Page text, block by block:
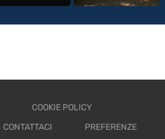
COOKIE POLICY
CONTATTACI PREFERENZE